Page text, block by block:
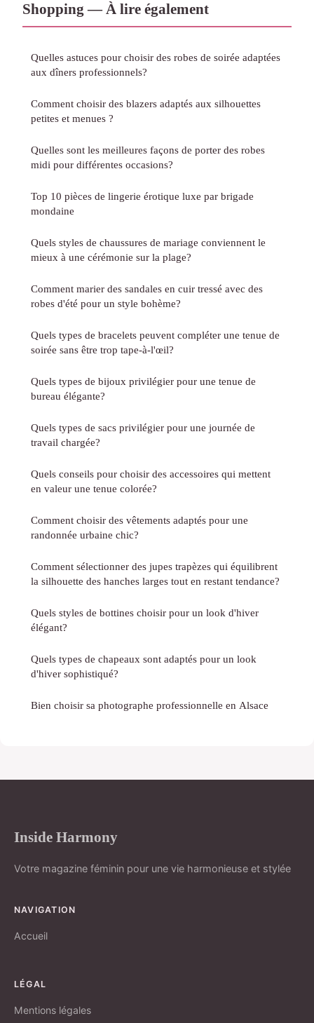
Shopping — À lire également
Quelles astuces pour choisir des robes de soirée adaptées
aux dîners professionnels?
Comment choisir des blazers adaptés aux silhouettes
petites et menues ?
Quelles sont les meilleures façons de porter des robes
midi pour différentes occasions?
Top 10 pièces de lingerie érotique luxe par brigade
mondaine
Quels styles de chaussures de mariage conviennent le
mieux à une cérémonie sur la plage?
Comment marier des sandales en cuir tressé avec des
robes d'été pour un style bohème?
Quels types de bracelets peuvent compléter une tenue de
soirée sans être trop tape-à-l'œil?
Quels types de bijoux privilégier pour une tenue de
bureau élégante?
Quels types de sacs privilégier pour une journée de
travail chargée?
Quels conseils pour choisir des accessoires qui mettent
en valeur une tenue colorée?
Comment choisir des vêtements adaptés pour une
randonnée urbaine chic?
Comment sélectionner des jupes trapèzes qui équilibrent
la silhouette des hanches larges tout en restant tendance?
Quels styles de bottines choisir pour un look d'hiver
élégant?
Quels types de chapeaux sont adaptés pour un look
d'hiver sophistiqué?
Bien choisir sa photographe professionnelle en Alsace
Inside Harmony
Votre magazine féminin pour une vie harmonieuse et stylée
NAVIGATION
Accueil
LÉGAL
Mentions légales